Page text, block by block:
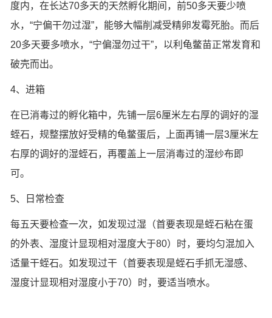
度内，在长达70多天的天然孵化期间，前50多天要少喷
水，“宁偏干勿过湿”，能够大幅削减受精卵发霉死胎。而后
20多天要多喷水，“宁偏湿勿过干”，以利龟鳖苗正常发育和
破壳而出。
4、进箱
在已消毒过的孵化箱中，先铺一层6厘米左右厚的调好的湿
蛭石，规整摆放好受精的龟鳖蛋后，上面再铺一层3厘米左
右厚的调好的湿蛭石，再覆盖上一层消毒过的湿纱布即
可。
5、日常检查
每五天要检查一次，如发现过湿（首要表现是蛭石粘在蛋
的外表、湿度计显现相对湿度大于80）时，要均匀混加入
适量干蛭石。如发现过干（首要表现是蛭石手抓无湿感、
湿度计显现相对湿度小于70）时，要适当喷水。